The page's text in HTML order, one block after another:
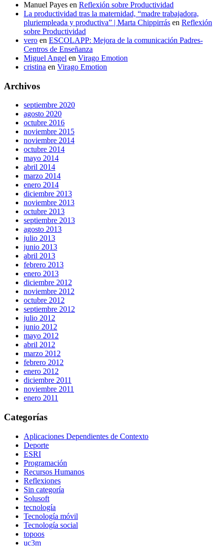
Manuel Payes en Reflexión sobre Productividad
La productividad tras la maternidad, “madre trabajadora,
pluriempleada y productiva” | Marta Chippirrás en Reflexión
sobre Productividad
vero en ESCOLAPP: Mejora de la comunicación Padres-
Centros de Enseñanza
Miguel Angel en Virago Emotion
cristina en Virago Emotion
Archivos
septiembre 2020
agosto 2020
octubre 2016
noviembre 2015
noviembre 2014
octubre 2014
mayo 2014
abril 2014
marzo 2014
enero 2014
diciembre 2013
noviembre 2013
octubre 2013
septiembre 2013
agosto 2013
julio 2013
junio 2013
abril 2013
febrero 2013
enero 2013
diciembre 2012
noviembre 2012
octubre 2012
septiembre 2012
julio 2012
junio 2012
mayo 2012
abril 2012
marzo 2012
febrero 2012
enero 2012
diciembre 2011
noviembre 2011
enero 2011
Categorías
Aplicaciones Dependientes de Contexto
Deporte
ESRI
Programación
Recursos Humanos
Reflexiones
Sin categoría
Solusoft
tecnología
Tecnología móvil
Tecnología social
topoos
uc3m